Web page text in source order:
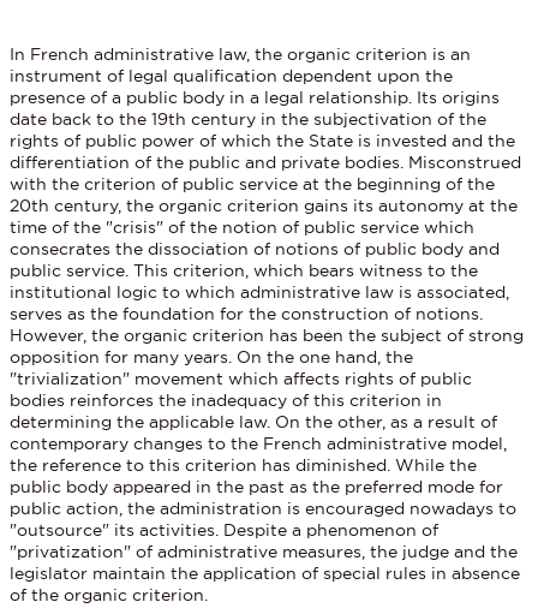
In French administrative law, the organic criterion is an
instrument of legal qualification dependent upon the
presence of a public body in a legal relationship. Its origins
date back to the 19th century in the subjectivation of the
rights of public power of which the State is invested and the
differentiation of the public and private bodies. Misconstrued
with the criterion of public service at the beginning of the
20th century, the organic criterion gains its autonomy at the
time of the "crisis" of the notion of public service which
consecrates the dissociation of notions of public body and
public service. This criterion, which bears witness to the
institutional logic to which administrative law is associated,
serves as the foundation for the construction of notions.
However, the organic criterion has been the subject of strong
opposition for many years. On the one hand, the
"trivialization" movement which affects rights of public
bodies reinforces the inadequacy of this criterion in
determining the applicable law. On the other, as a result of
contemporary changes to the French administrative model,
the reference to this criterion has diminished. While the
public body appeared in the past as the preferred mode for
public action, the administration is encouraged nowadays to
"outsource" its activities. Despite a phenomenon of
"privatization" of administrative measures, the judge and the
legislator maintain the application of special rules in absence
of the organic criterion.